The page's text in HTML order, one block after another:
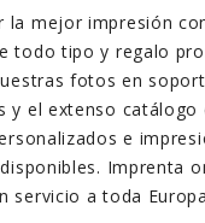
la mejor impresión
todo tipo y regalo
fotos en
y el extenso catálogo
e
Imprenta
servicio a toda